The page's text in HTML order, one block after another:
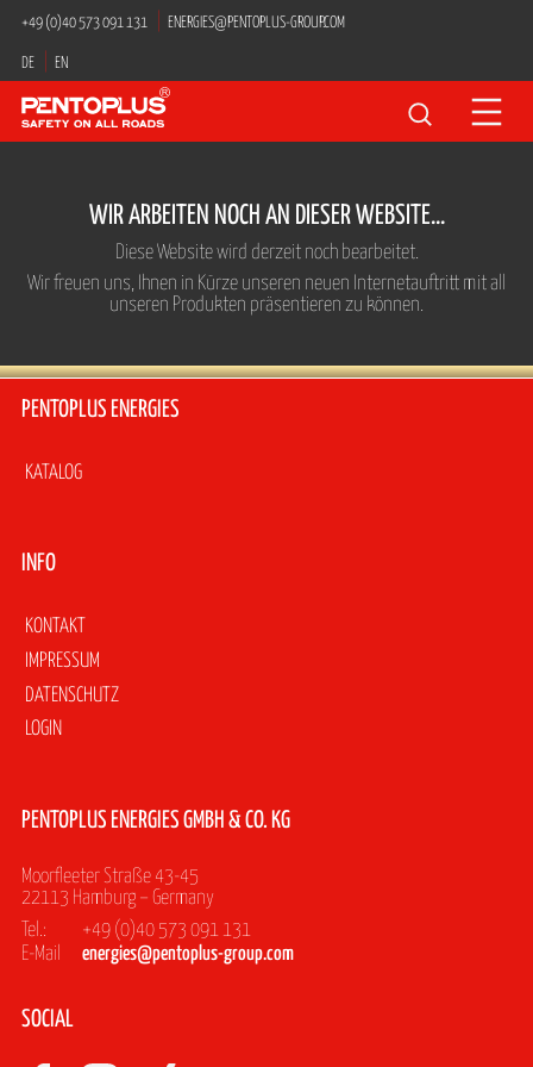
Navigation
überspringen
+49 (0)40 573 091 131
ENERGIES@PENTOPLUS-GROUP.COM
DE
EN
Suchbegriffe
WIR ARBEITEN NOCH AN DIESER WEBSITE...
Diese Website wird derzeit noch bearbeitet.
Wir freuen uns, Ihnen in Kürze unseren neuen Internetauftritt mit all
unseren Produkten präsentieren zu können.
PENTOPLUS ENERGIES
Navigation
überspringen
KATALOG
INFO
Navigation
überspringen
KONTAKT
IMPRESSUM
DATENSCHUTZ
LOGIN
PENTOPLUS ENERGIES GMBH & CO. KG
Moorfleeter Straße 43-45
22113 Hamburg – Germany
Tel.:
+49 (0)40 573 091 131
E-Mail
energies@pentoplus-group.com
SOCIAL